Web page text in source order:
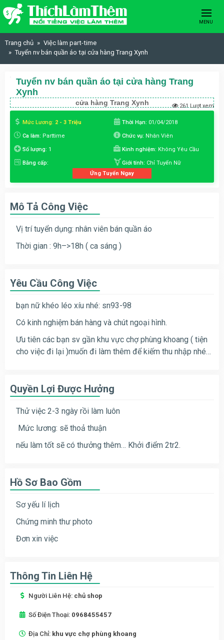
Skip to content
MENU
Trang chủ
Việc làm part-time
Tuyển nv bán quần áo tại cửa hàng Trang Xynh
Tuyển nv bán quần áo tại cửa hàng Trang
Xynh
cửa hàng Trang Xynh 261 Lượt xem
Mức Lương: 2 - 3 Triệu Thời Hạn: 01/04/2018
Ca làm: Parttime Chức vụ: Nhân Viên
Số lượng: 1 Kinh nghiệm: Không Yêu Cầu
Bằng cấp: Giới tính: Chỉ Tuyển Nữ
Ứng Tuyển Ngay
Mô Tả Công Việc
Vị trí tuyển dụng: nhân viên bán quần áo
Thời gian : 9h–>18h ( ca sáng )
Yêu Cầu Công Việc
bạn nữ khéo léo xíu nhé: sn93-98
Có kinh nghiệm bán hàng và chút ngoại hình.
Ưu tiên các bạn sv gần khu vực chợ phùng khoang ( tiện
cho việc đi lại )muốn đi làm thêm để kiếm thu nhập nhé…
Quyền Lợi Được Hưởng
Thử việc 2-3 ngày rồi làm luôn
Mức lương: sẽ thoả thuận
nếu làm tốt sẽ có thưởng thêm… Khởi điểm 2tr2.
Hồ Sơ Bao Gồm
Sơ yếu lí lịch
Chứng minh thư photo
Đơn xin việc
Thông Tin Liên Hệ
Người Liên Hệ: chủ shop
Số Điện Thoại: 0968455457
Địa Chỉ: khu vực chợ phùng khoang